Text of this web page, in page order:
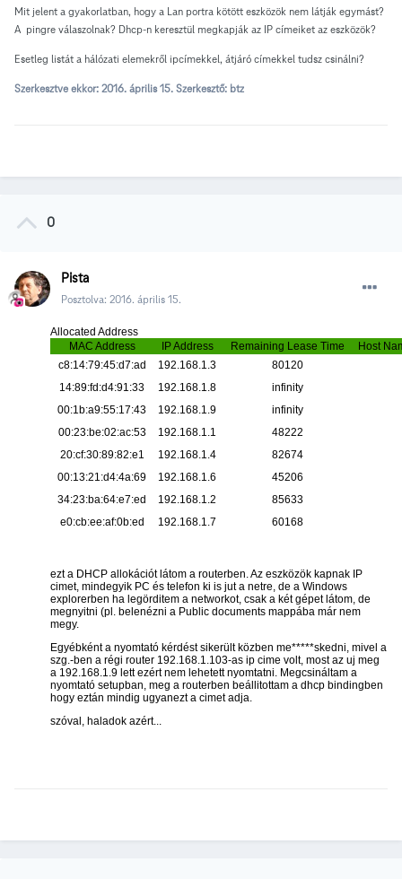
Mit jelent a gyakorlatban, hogy a Lan portra kötött eszközök nem látják egymást?
A pingre válaszolnak? Dhcp-n keresztül megkapják az IP címeiket az eszközök?
Esetleg listát a hálózati elemekről ipcímekkel, átjáró címekkel tudsz csinálni?
Szerkesztve ekkor: 2016. április 15. Szerkesztő: btz
0
Pista
Posztolva: 2016. április 15.
Allocated Address
MAC Address
IP Address Remaining Lease Time
Host
c8:14:79:45:d7:ad
192.168.1.3
80120
14:89:fd:d4:91:33
192.168.1.8
infinity
00:1b:a9:55:17:43
192.168.1.9
infinity
00:23:be:02:ac:53
192.168.1.1
48222
20:cf:30:89:82:e1
192.168.1.4
82674
00:13:21:d4:4a:69
192.168.1.6
45206
34:23:ba:64:e7:ed
192.168.1.2
85633
e0:cb:ee:af:0b:ed
192.168.1.7 60168
ezt a DHCP allokációt látom a routerben. Az eszközök kapnak IP
cimet, mindegyik PC és telefon ki is jut a netre, de a Windows
explorerben ha legörditem a networkot, csak a két gépet látom, de
megnyitni (pl. belenézni a Public documents mappába már nem
megy.
Egyébként a nyomtató kérdést sikerült közben me*****skedni, mivel a
szg.-ben a régi router 192.168.1.103-as ip cime volt, most az uj meg
a 192.168.1.9 lett ezért nem lehetett nyomtatni. Megcsináltam a
nyomtató setupban, meg a routerben beállitottam a dhcp bindingben
hogy eztán mindig ugyanezt a cimet adja.
szóval, haladok azért...